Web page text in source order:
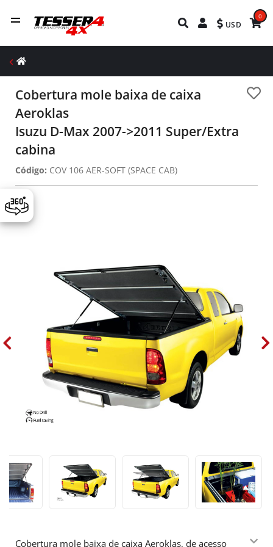
USD
0
Cobertura mole baixa de caixa
Aeroklas
Isuzu D-Max 2007->2011 Super/Extra
cabina
Código: COV 106 AER-SOFT (SPACE CAB)
Cobertura mole baixa de caixa Aeroklas, de acesso